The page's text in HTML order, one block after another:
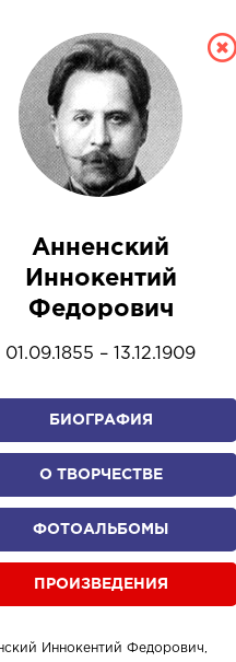
К Л М
Анненский
Иннокентий
Федорович
01.09.1855 – 13.12.1909
БИОГРАФИЯ
О ТВОРЧЕСТВЕ
ФОТОАЛЬБОМЫ
ПРОИЗВЕДЕНИЯ
Иннокентий Федорович,